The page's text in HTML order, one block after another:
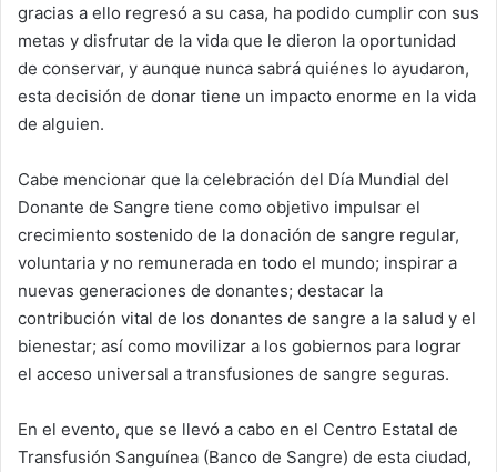
gracias a ello regresó a su casa, ha podido cumplir con sus
metas y disfrutar de la vida que le dieron la oportunidad
de conservar, y aunque nunca sabrá quiénes lo ayudaron,
esta decisión de donar tiene un impacto enorme en la vida
de alguien.
Cabe mencionar que la celebración del Día Mundial del
Donante de Sangre tiene como objetivo impulsar el
crecimiento sostenido de la donación de sangre regular,
voluntaria y no remunerada en todo el mundo; inspirar a
nuevas generaciones de donantes; destacar la
contribución vital de los donantes de sangre a la salud y el
bienestar; así como movilizar a los gobiernos para lograr
el acceso universal a transfusiones de sangre seguras.
En el evento, que se llevó a cabo en el Centro Estatal de
Transfusión Sanguínea (Banco de Sangre) de esta ciudad,